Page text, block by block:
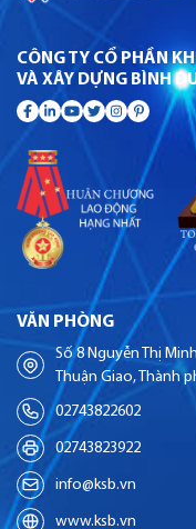
CÔNG TY CỔ PHẦN
VÀ XÂY DỰNG BÌNH
VĂN PHÒNG
Số 8 Nguyễn Thị
Thuận Giao, Thành
02743822602
02743823922
info@ksb.vn
www.ksb.vn